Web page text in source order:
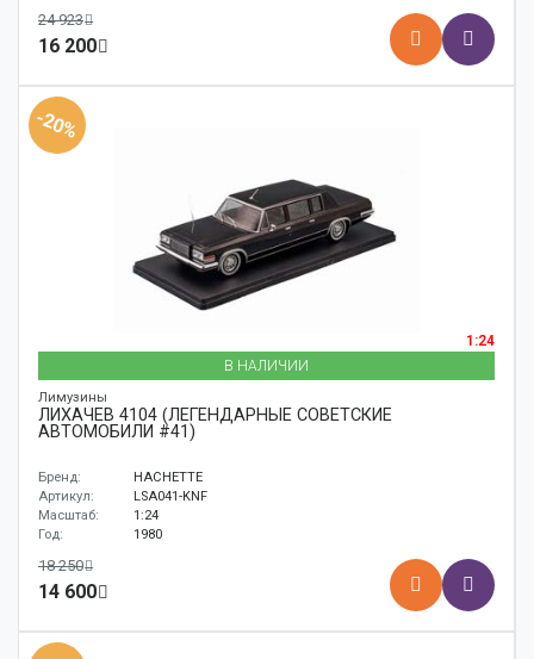
24 923
16 200
-20%
1:24
В НАЛИЧИИ
Лимузины
ЛИХАЧЕВ 4104 (ЛЕГЕНДАРНЫЕ СОВЕТСКИЕ
АВТОМОБИЛИ #41)
Бренд:
HACHETTE
Артикул:
LSA041-KNF
Масштаб:
1:24
Год:
1980
18 250
14 600